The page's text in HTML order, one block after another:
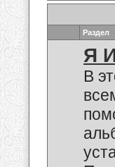
Раздел
Я
В